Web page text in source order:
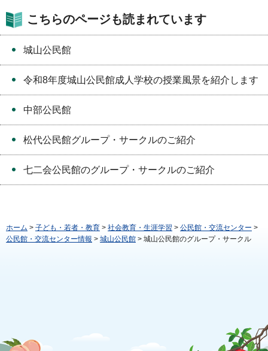
こちらのページも読まれています
城山公民館
令和8年度城山公民館成人学校の授業風景を紹介します
中部公民館
松代公民館グループ・サークルのご紹介
七二会公民館のグループ・サークルのご紹介
ホーム > 子ども・若者・教育 > 社会教育・生涯学習 > 公民館・交流センター >
公民館・交流センター情報 > 城山公民館 > 城山公民館のグループ・サークル